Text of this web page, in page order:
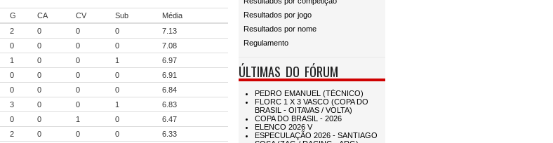
G CA CV Sub
Média
2 0 0 0
7.13
0 0 0 0
7.08
1 0 0 1
6.97
0 0 0 0
6.91
0 0 0 0
6.84
3 0 0 1
6.83
0 0 1 0
6.47
2 0 0 0
6.33
Resultados por jogo
Resultados por nome
Regulamento
ÚLTIMAS DO FÓRUM